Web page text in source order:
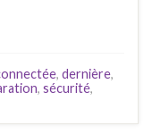
, dernière,
, sécurité,